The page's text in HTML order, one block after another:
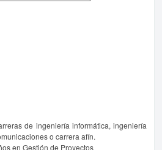
de ingeniería informática, ingeniería
o carrera afín.
en Gestión de Proyectos